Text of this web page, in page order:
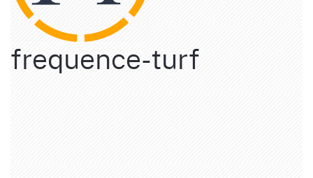
frequence-turf